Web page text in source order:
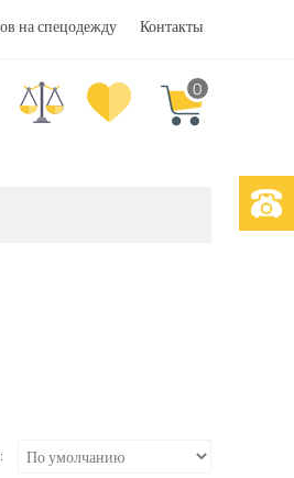
на спецодежду Контакты
0